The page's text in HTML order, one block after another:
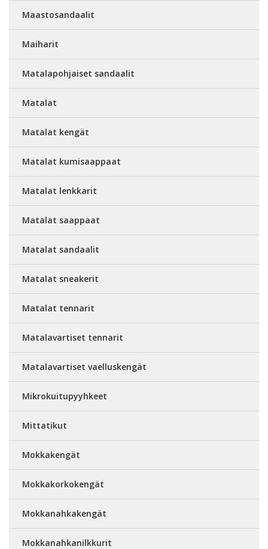
Maastosandaalit
Maiharit
Matalapohjaiset sandaalit
Matalat
Matalat kengät
Matalat kumisaappaat
Matalat lenkkarit
Matalat saappaat
Matalat sandaalit
Matalat sneakerit
Matalat tennarit
Matalavartiset tennarit
Matalavartiset vaelluskengät
Mikrokuitupyyhkeet
Mittatikut
Mokkakengät
Mokkakorkokengät
Mokkanahkakengät
Mokkanahkanilkkurit